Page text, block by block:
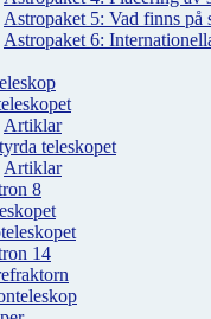
Astropaket 5: Vad finns på
Astropaket 6:
Artiklar
teleskopet
Artiklar
8
14